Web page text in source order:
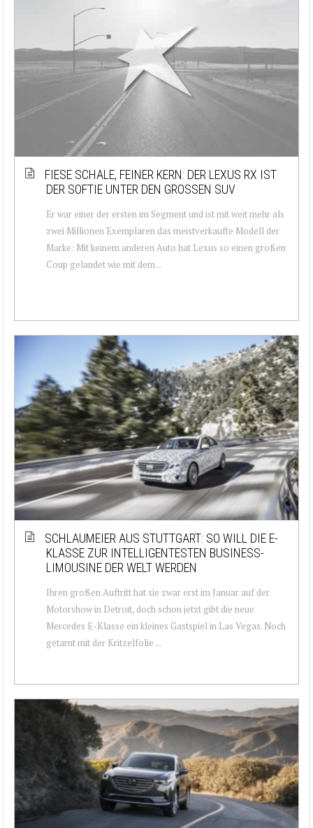
FIESE SCHALE, FEINER KERN: DER LEXUS RX IST
DER SOFTIE UNTER DEN GROSSEN SUV
Er war einer der ersten im Segment und ist mit weit mehr als
zwei Millionen Exemplaren das meistverkaufte Modell der
Marke: Mit keinem anderen Auto hat Lexus so einen großen
Coup gelandet wie mit dem...
SCHLAUMEIER AUS STUTTGART: SO WILL DIE E-
KLASSE ZUR INTELLIGENTESTEN BUSINESS-
LIMOUSINE DER WELT WERDEN
Ihren großen Auftritt hat sie zwar erst im Januar auf der
Motorshow in Detroit, doch schon jetzt gibt die neue
Mercedes E-Klasse ein kleines Gastspiel in Las Vegas. Noch
getarnt mit der Kritzelfolie ...